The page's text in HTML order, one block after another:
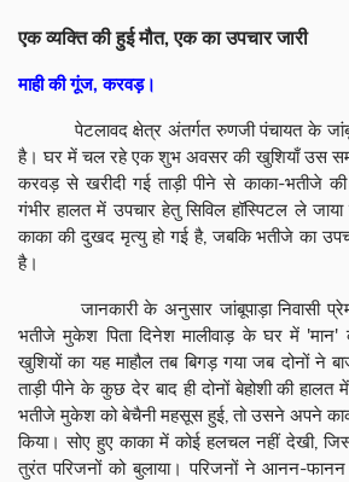
एक व्यक्ति की हुई मौत, एक का उपचार जारी
माही की गूंज, करवड़।
पेटलावद क्षेत्र अंतर्गत रुणजी पंचायत के
है। घर में चल रहे एक शुभ अवसर की खुशियाँ उस
करवड़ से खरीदी गई ताड़ी पीने से काका-भतीजे की
गंभीर हालत में उपचार हेतु सिविल हॉस्पिटल ले
काका की दुखद मृत्यु हो गई है, जबकि भतीजे का
है।
जानकारी के अनुसार जांबूपाड़ा निवासी
भतीजे मुकेश पिता दिनेश मालीवाड़ के घर में 'मान'
खुशियों का यह माहौल तब बिगड़ गया जब दोनों ने
ताड़ी पीने के कुछ देर बाद ही दोनों बेहोशी की
भतीजे मुकेश को बेचैनी महसूस हुई, तो उसने अपने
किया। सोए हुए काका में कोई हलचल नहीं देखी,
तुरंत परिजनों को बुलाया। परिजनों ने आनन-